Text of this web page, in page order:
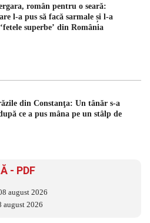
român pentru o seară:
l-a pus să facă sarmale și l-a
superbe’ din România
din Constanţa: Un tânăr s-a
ce a pus mâna pe un stâlp de
- PDF
august 2026